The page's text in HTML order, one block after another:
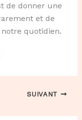
de donner une
et de
quotidien.
SUIVANT